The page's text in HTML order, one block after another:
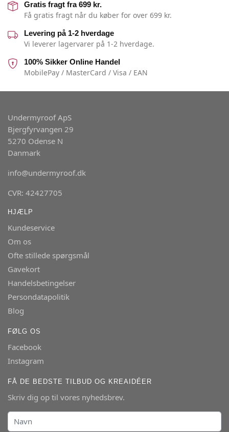
Gratis fragt fra 699 kr.
Få gratis fragt når du køber for over 699 kr.
Levering på 1-2 hverdage
Vi leverer lagervarer på 1-2 hverdage.
100% Sikker Online Handel
MobilePay / MasterCard / Visa / EAN
Undermyroof ApS
Bjergfyrvangen 29
5270 Odense N
Danmark
info@undermyroof.dk
CVR: 42427705
HJÆLP
Kundeservice
Om os
Ofte stillede spørgsmål
Gavekort
Handelsbetingelser
Persondatapolitik
Blog
FØLG OS
Facebook
Instagram
FÅ DE BEDSTE TILBUD OG KREAIDÉER
Skriv dig op til vores nyhedsbrev.